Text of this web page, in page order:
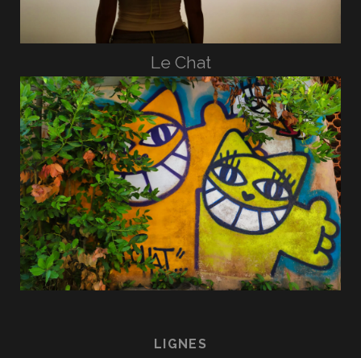
Le Chat
LIGNES